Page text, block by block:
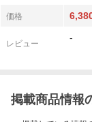
価格
レビュー
-
掲載商品情報